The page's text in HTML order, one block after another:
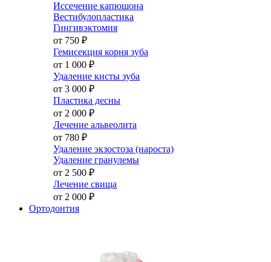
Иссечение капюшона
Вестибулопластика
Гингивэктомия
от 750 ₽
Гемисекция корня зуба
от 1 000 ₽
Удаление кисты зуба
от 3 000 ₽
Пластика десны
от 2 000 ₽
Лечение альвеолита
от 780 ₽
Удаление экзостоза (нароста)
Удаление гранулемы
от 2 500 ₽
Лечение свища
от 2 000 ₽
Ортодонтия